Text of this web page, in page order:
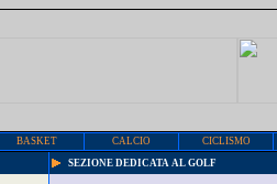
BASKET CALCIO
CICLISMO
SEZIONE DEDICATA AL GOLF